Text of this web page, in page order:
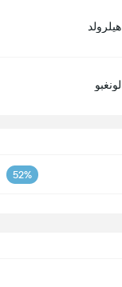
هيلرولد
لونغبو
52%